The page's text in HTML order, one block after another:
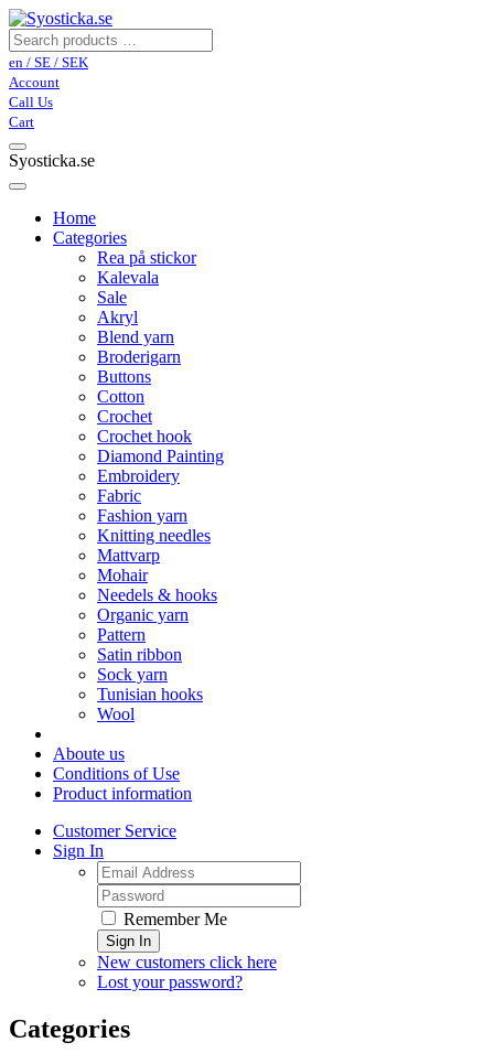
en / SE / SEK
Account
Call Us
Cart
Syosticka.se
Home
Categories
Rea på stickor
Kalevala
Sale
Akryl
Blend yarn
Broderigarn
Buttons
Cotton
Crochet
Crochet hook
Diamond Painting
Embroidery
Fabric
Fashion yarn
Knitting needles
Mattvarp
Mohair
Needels & hooks
Organic yarn
Pattern
Satin ribbon
Sock yarn
Tunisian hooks
Wool
Aboute us
Conditions of Use
Product information
Customer Service
Sign In
Remember Me
Sign In
New customers click here
Lost your password?
Categories